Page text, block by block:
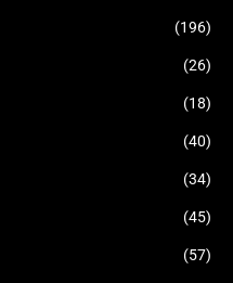
(196)
(26)
(18)
(40)
(34)
(45)
(57)